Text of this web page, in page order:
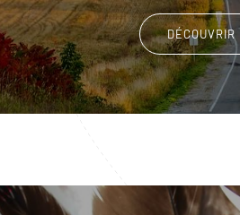
DÉCOUVRIR